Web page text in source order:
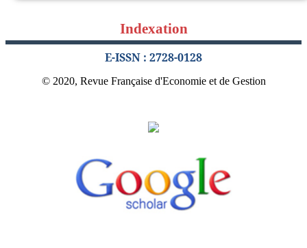
Indexation
E-ISSN : 2728-0128
© 2020, Revue Française d'Economie et de Gestion